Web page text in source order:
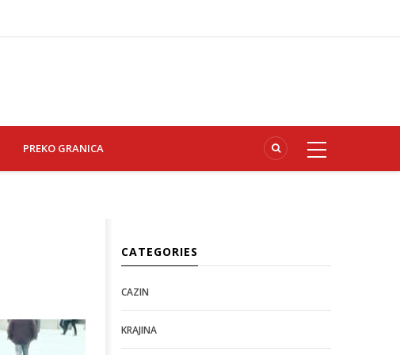
PREKO GRANICA
CATEGORIES
CAZIN
KRAJINA